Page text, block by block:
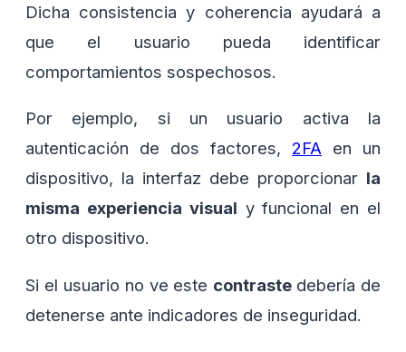
Dicha consistencia y coherencia ayudará a
que el usuario pueda identificar
comportamientos sospechosos.
Por ejemplo, si un usuario activa la
autenticación de dos factores, 2FA en un
dispositivo, la interfaz debe proporcionar la
misma experiencia visual y funcional en el
otro dispositivo.
Si el usuario no ve este contraste debería de
detenerse ante indicadores de inseguridad.